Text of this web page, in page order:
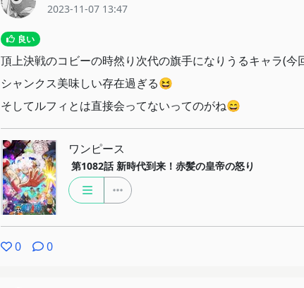
2023-11-07 13:47
良い
頂上決戦のコビーの時然り次代の旗手になりうるキャラ(
シャンクス美味しい存在過ぎる😆
そしてルフィとは直接会ってないってのがね😄
ワンピース
第1082話 新時代到来！赤髪の皇帝の怒り
0 0